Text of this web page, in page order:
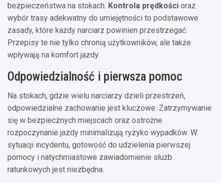
bezpieczeństwa na stokach. Kontrola prędkości oraz
wybór trasy adekwatny do umiejętności to podstawowe
zasady, które każdy narciarz powinien przestrzegać.
Przepisy te nie tylko chronią użytkowników, ale także
wpływają na komfort jazdy.
Odpowiedzialność i pierwsza pomoc
Na stokach, gdzie wielu narciarzy dzieli przestrzeń,
odpowiedzialne zachowanie jest kluczowe. Zatrzymywanie
się w bezpiecznych miejscach oraz ostrożne
rozpoczynanie jazdy minimalizują ryzyko wypadków. W
sytuacji incydentu, gotowość do udzielenia pierwszej
pomocy i natychmiastowe zawiadomienie służb
ratunkowych jest niezbędna.